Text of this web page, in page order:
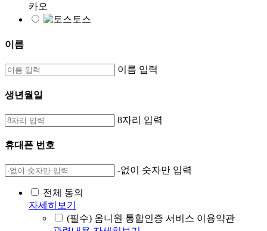
카오
토스
이름
이름 입력
생년월일
8자리 입력
휴대폰 번호
-없이 숫자만 입력
전체 동의
자세히보기
(필수) 옴니원 통합인증 서비스 이용약관